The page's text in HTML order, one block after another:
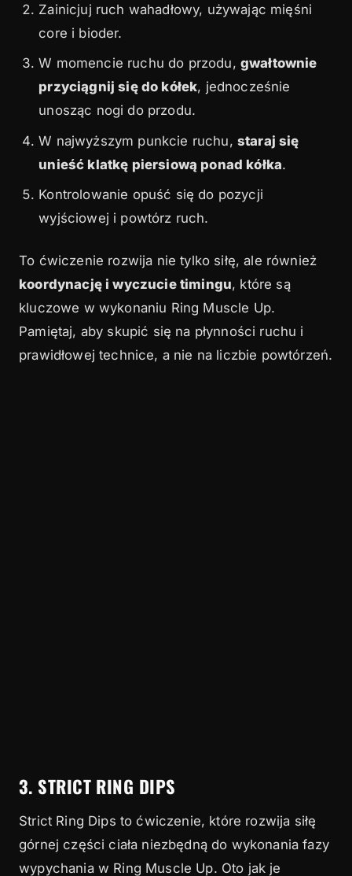
Zainicjuj ruch wahadłowy, używając mięśni
core i bioder.
W momencie ruchu do przodu, gwałtownie
przyciągnij się do kółek, jednocześnie
unosząc nogi do przodu.
W najwyższym punkcie ruchu, staraj się
unieść klatkę piersiową ponad kółka.
Kontrolowanie opuść się do pozycji
wyjściowej i powtórz ruch.
To ćwiczenie rozwija nie tylko siłę, ale również
koordynację i wyczucie timingu, które są
kluczowe w wykonaniu Ring Muscle Up.
Pamiętaj, aby skupić się na płynności ruchu i
prawidłowej technice, a nie na liczbie powtórzeń.
3. STRICT RING DIPS
Strict Ring Dips to ćwiczenie, które rozwija siłę
górnej części ciała niezbędną do wykonania fazy
wypychania w Ring Muscle Up. Oto jak je